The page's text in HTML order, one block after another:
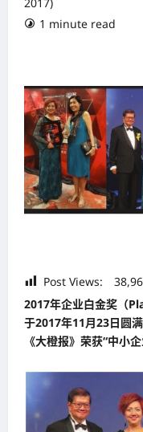
1 minute read
Post Views:
2017年企业白金奖（
于2017年11月23日圆
《大橙报》荣获“中小